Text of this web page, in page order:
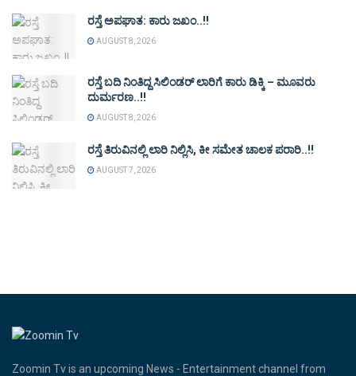
ರಸ್ತೆ ಅಪಘಾತ: ಕಾರು ಜಖಂ..!!
AUGUST 8, 2026
ರಸ್ತೆ ಬದಿ ನಿಂತಿದ್ದ ಸಿಲಿಂಡರ್ ಲಾರಿಗೆ ಕಾರು ಡಿಕ್ಕಿ – ಮೂವರು
ದುರ್ಮರಣ..!!
AUGUST 8, 2026
ರಸ್ತೆ ತಿರುವಿನಲ್ಲಿ ಲಾರಿ ನಿಲ್ಲಿಸಿ, ಕೀ ಸಮೇತ ಚಾಲಕ ಪರಾರಿ..!!
AUGUST 7, 2026
Zoomin Tv is an upcoming News - Entertainment channel from